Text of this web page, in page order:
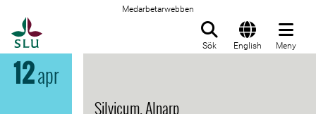
Medarbetarwebben
Sök English Meny
12apr
Silvicum, Alnarp